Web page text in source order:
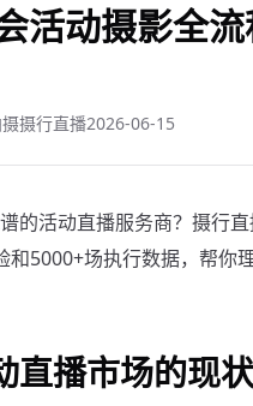
活动摄影全
摄行直播2026-06-15
的活动直播服务商？摄行
和5000+场执行数据，帮你
直播市场的现状